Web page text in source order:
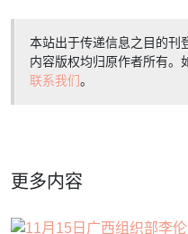
本站出于传递信息之目的刊
内容版权均归原作者所有。
联系我们。
更多内容